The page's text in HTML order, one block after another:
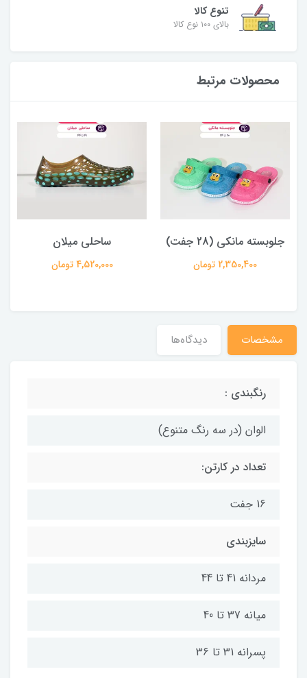
تنوع کالا
بالای ۱۰۰ نوع کالا
محصولات مرتبط
جلوبسته مانکی (28 جفت)
2,350,400 تومان
ساحلی میلان
4,520,000 تومان
مشخصات دیدگاه‌ها
رنگبندی :
الوان (در سه رنگ متنوع)
تعداد در کارتن:
16 جفت
سایزبندی
مردانه 41 تا 44
میانه 37 تا 40
پسرانه 31 تا 36